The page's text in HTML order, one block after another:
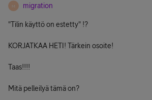
M migration
"Tilin käyttö on estetty" !?
KORJATKAA HETI! Tärkein osoite!
Taas!!!!
Mitä pelleilyä tämä on?